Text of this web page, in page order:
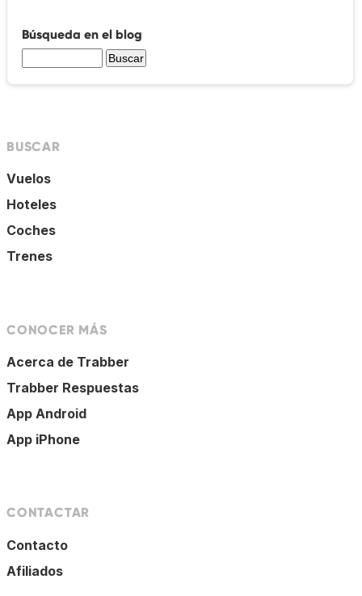
Búsqueda en el blog
BUSCAR
Vuelos
Hoteles
Coches
Trenes
CONOCER MÁS
Acerca de Trabber
Trabber Respuestas
App Android
App iPhone
CONTACTAR
Contacto
Afiliados